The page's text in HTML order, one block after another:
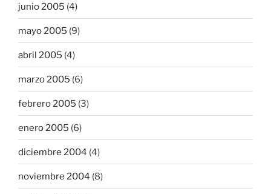
junio 2005 (4)
mayo 2005 (9)
abril 2005 (4)
marzo 2005 (6)
febrero 2005 (3)
enero 2005 (6)
diciembre 2004 (4)
noviembre 2004 (8)